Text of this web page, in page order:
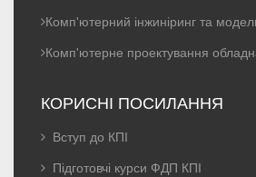
Комп'ютерний інжиніринг та
Комп'ютерне проектування
КОРИСНІ ПОСИЛАННЯ
Вступ до КПІ
Підготовчі курси ФДП КПІ